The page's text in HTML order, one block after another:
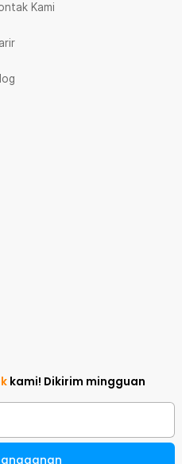
Kami
kami! Dikirim mingguan